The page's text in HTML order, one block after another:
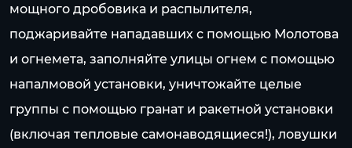
мощного дробовика и распылителя,
поджаривайте нападавших с помощью Молотова
и огнемета, заполняйте улицы огнем с помощью
напалмовой установки, уничтожайте целые
группы с помощью гранат и ракетной установки
(включая тепловые самонаводящиеся!), ловушки